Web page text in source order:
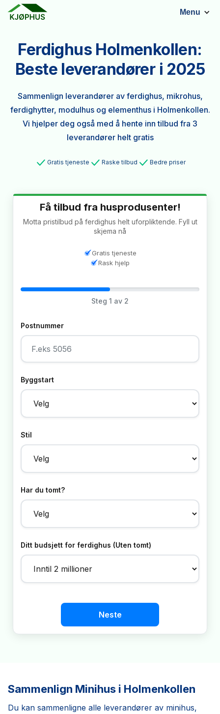
Menu
Ferdighus Holmenkollen:
Beste leverandører i 2025
Sammenlign leverandører av ferdighus, mikrohus,
ferdighytter, modulhus og elementhus i Holmenkollen.
Vi hjelper deg også med å hente inn tilbud fra 3
leverandører helt gratis
Gratis tjeneste Raske tilbud Bedre priser
Få tilbud fra husprodusenter!
Motta pristilbud på ferdighus helt uforpliktende. Fyll ut
skjema nå
Gratis tjeneste
Rask hjelp
Steg 1 av 2
Postnummer
Byggstart
Stil
Har du tomt?
Ditt budsjett for ferdighus (Uten tomt)
Neste
Sammenlign Minihus i Holmenkollen
Du kan sammenligne alle leverandører av minihus,